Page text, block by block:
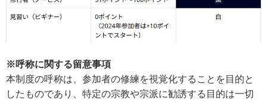
※呼称に関する留意事項
本制度の呼称は、参加者の修練を視覚化することを目的と
したものであり、特定の宗教や宗派に勧誘する目的は一切